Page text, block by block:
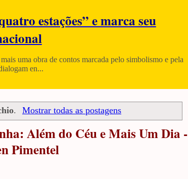
estações” e marca seu
uma obra de contos marcada pelo simbolismo e pela
en...
. Mostrar todas as postagens
Além do Céu e Mais Um Dia -
Pimentel